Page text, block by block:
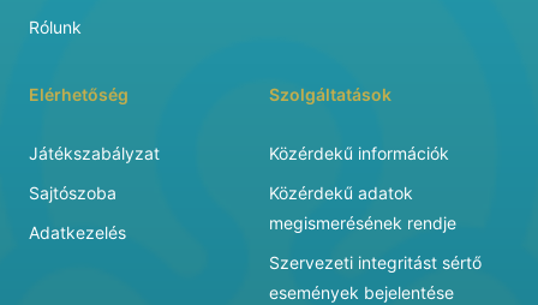
Rólunk
Elérhetőség
Játékszabályzat
Sajtószoba
Adatkezelés
Szolgáltatások
Közérdekű információk
Közérdekű adatok
megismerésének rendje
Szervezeti integritást sértő
események bejelentése